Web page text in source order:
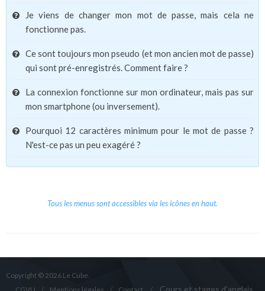
Je viens de changer mon mot de passe, mais cela ne
fonctionne pas.
Ce sont toujours mon pseudo (et mon ancien mot de passe)
qui sont pré-enregistrés. Comment faire ?
La connexion fonctionne sur mon ordinateur, mais pas sur
mon smartphone (ou inversement).
Pourquoi 12 caractères minimum pour le mot de passe ?
N'est-ce pas un peu exagéré ?
Tous les menus sont accessibles via les icônes en haut.
Copyright © 2026 Le Cube.
Cours et stages d'anglais